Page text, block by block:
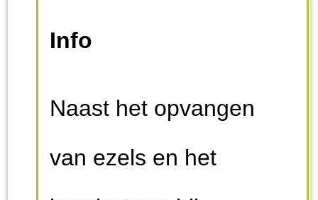
Info
Naast het opvangen
van ezels en het